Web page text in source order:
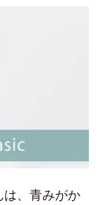
、青みがか